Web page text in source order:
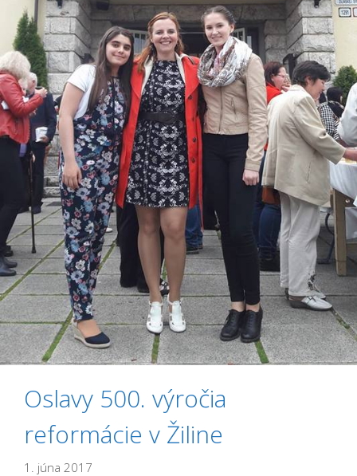
Oslavy 500. výročia
reformácie v Žiline
1. júna 2017